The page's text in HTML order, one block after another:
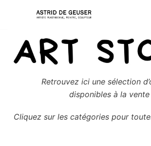
contenu
Retrouvez ici une sélection
disponibles à la vente
Cliquez sur les catégories pour